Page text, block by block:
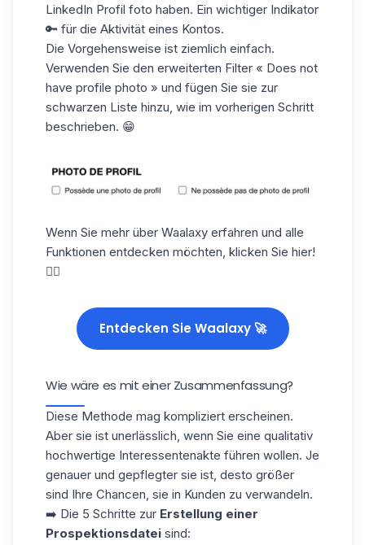
LinkedIn Profil foto haben. Ein wichtiger Indikator
🔑 für die Aktivität eines Kontos.
Die Vorgehensweise ist ziemlich einfach.
Verwenden Sie den erweiterten Filter « Does not
have profile photo » und fügen Sie sie zur
schwarzen Liste hinzu, wie im vorherigen Schritt
beschrieben. 😁
Wenn Sie mehr über Waalaxy erfahren und alle
Funktionen entdecken möchten, klicken Sie hier!
👇🏼
Entdecken Sie Waalaxy 🚀
Wie wäre es mit einer Zusammenfassung?
Diese Methode mag kompliziert erscheinen.
Aber sie ist unerlässlich, wenn Sie eine qualitativ
hochwertige Interessentenakte führen wollen. Je
genauer und gepflegter sie ist, desto größer
sind Ihre Chancen, sie in Kunden zu verwandeln.
➡️ Die 5 Schritte zur Erstellung einer
Prospektionsdatei sind: